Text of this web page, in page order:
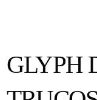
GLYPH